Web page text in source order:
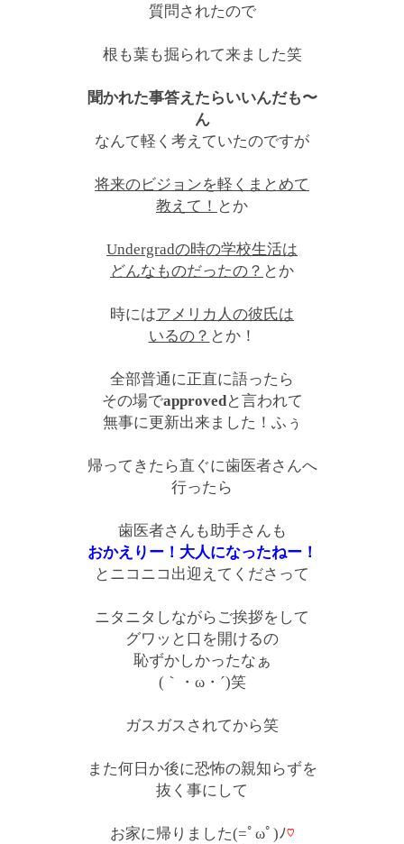
質問されたので
根も葉も掘られて来ました笑
聞かれた事答えたらいいんだも〜
ん
なんて軽く考えていたのですが
将来のビジョンを軽くまとめて
教えて！ とか
Undergradの時の学校生活は
どんなものだったの？ とか
時にはアメリカ人の彼氏は
いるの？ とか！
全部普通に正直に語ったら
その場でapprovedと言われて
無事に更新出来ました！ふぅ
帰ってきたら直ぐに歯医者さんへ
行ったら
歯医者さんも助手さんも
おかえりー！大人になったねー！
とニコニコ出迎えてくださって
ニタニタしながらご挨拶をして
グワッと口を開けるの
恥ずかしかったなぁ
(｀・ω・´)笑
ガスガスされてから笑
また何日か後に恐怖の親知らずを
抜く事にして
お家に帰りました(=ﾟωﾟ)ﾉ♡